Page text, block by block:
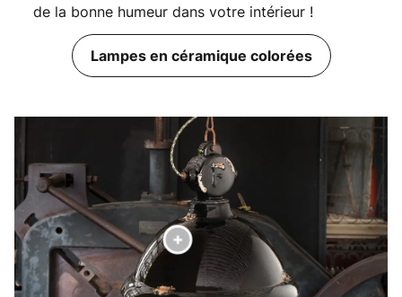
de la bonne humeur dans votre intérieur !
Lampes en céramique colorées